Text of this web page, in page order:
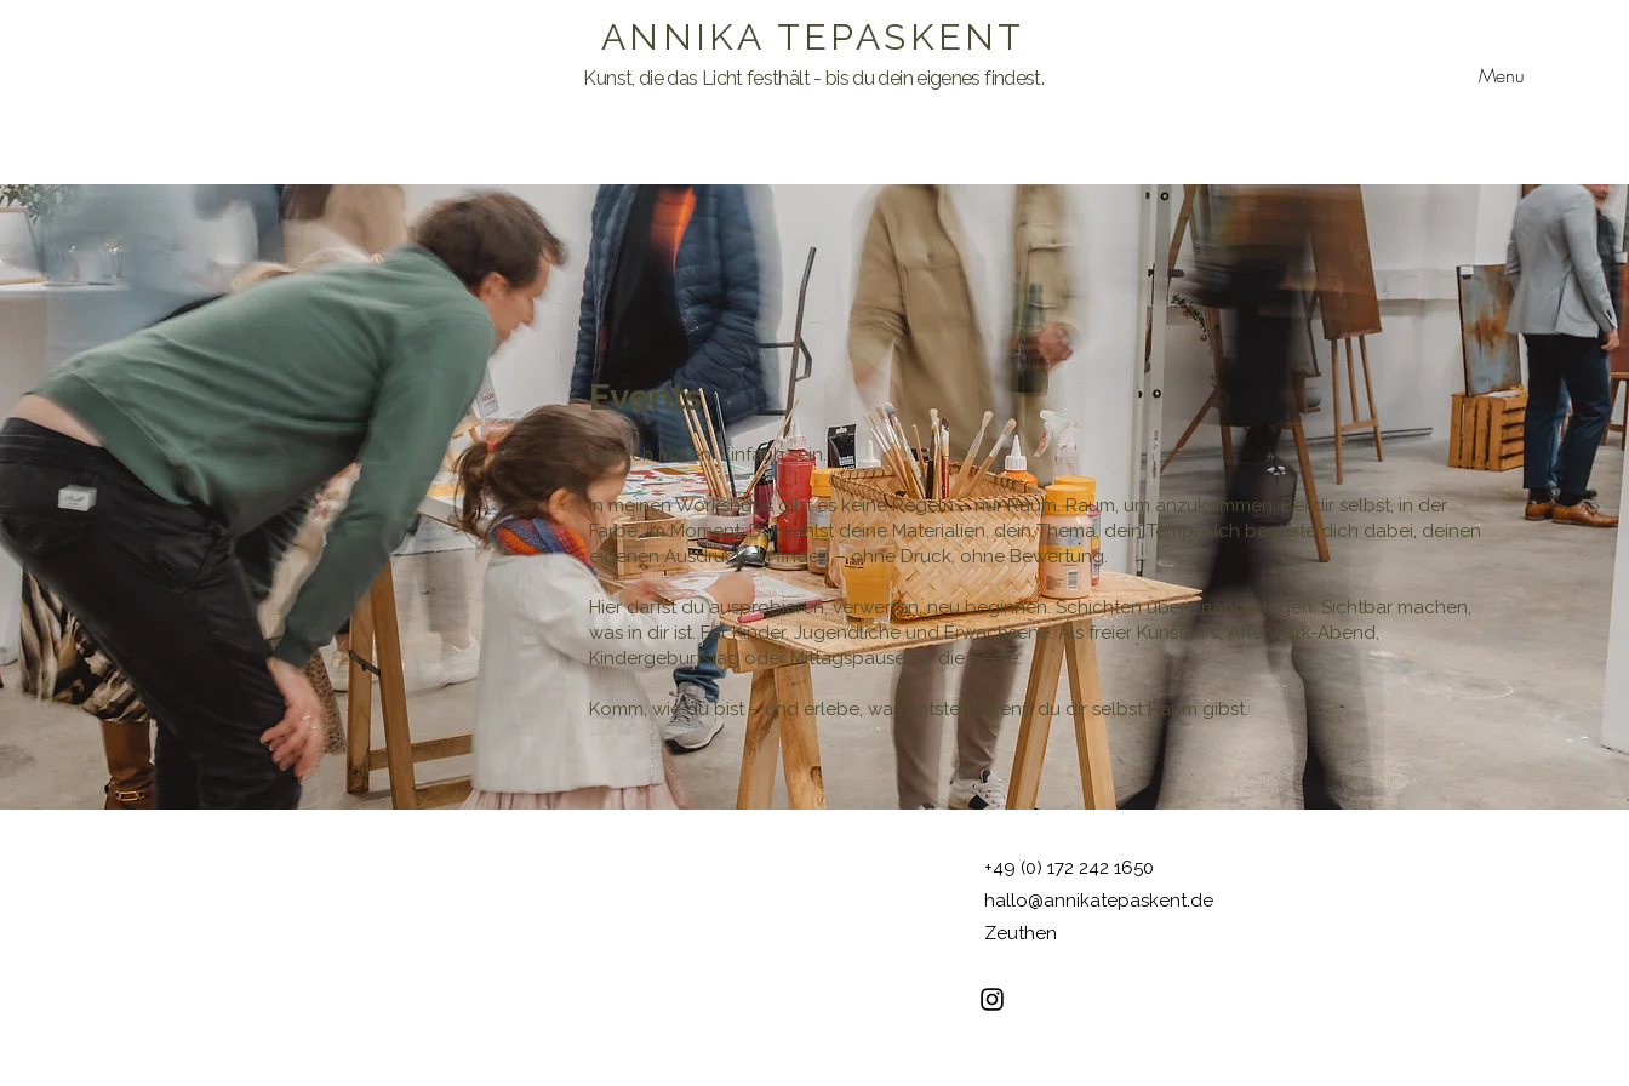
ANNIKA TEPASKENT
Kunst, die das Licht festhält - bis du dein eigenes findest. Menu
Events
Einfach malen. Einfach sein.
In meinen Workshops gibt es keine Regeln – nur Raum. Raum, um anzukommen. Bei dir selbst, in der
Farbe, im Moment. Du wählst deine Materialien, dein Thema, dein Tempo. Ich begleite dich dabei, deinen
eigenen Ausdruck zu finden – ohne Druck, ohne Bewertung.
Hier darfst du ausprobieren, verwerfen, neu beginnen. Schichten übereinanderlegen. Sichtbar machen,
was in dir ist. Für Kinder, Jugendliche und Erwachsene. Als freier Kunstkurs, Afterwork-Abend,
Kindergeburtstag oder Mittagspause für die Seele.
Komm, wie du bist – und erlebe, was entsteht, wenn du dir selbst Raum gibst.
+49 (0) 172 242 1650
hallo@annikatepaskent.de
Zeuthen